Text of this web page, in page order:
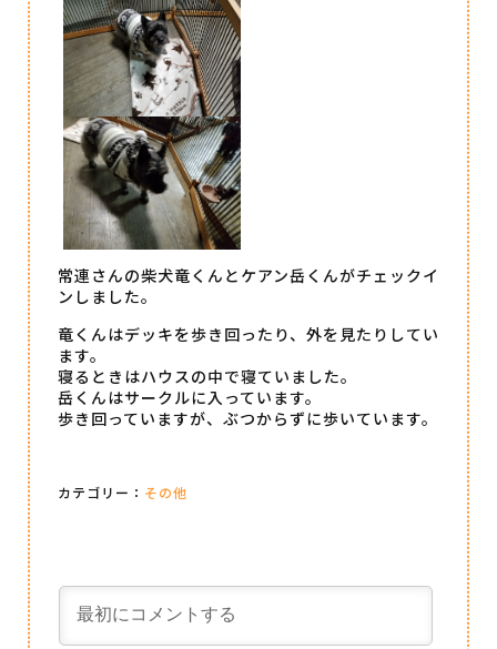
常連さんの柴犬竜くんとケアン岳くんがチェックイ
ンしました。
竜くんはデッキを歩き回ったり、外を見たりしてい
ます。
寝るときはハウスの中で寝ていました。
岳くんはサークルに入っています。
歩き回っていますが、ぶつからずに歩いています。
カテゴリー： その他